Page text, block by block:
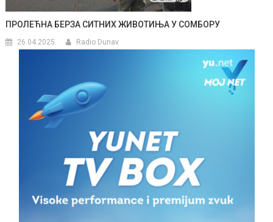
ПРОЛЕЋНА БЕРЗА СИТНИХ ЖИВОТИЊА У СОМБОРУ
26.04.2025. Radio Dunav